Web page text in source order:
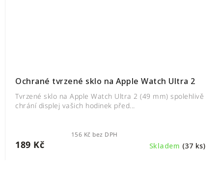
Ochrané tvrzené sklo na Apple Watch Ultra 2
Skladem (37 ks)
156 Kč bez DPH
189 Kč
Tvrzené sklo na Apple Watch Ultra 2 (49 mm) spolehlivě
chrání displej vašich hodinek před...